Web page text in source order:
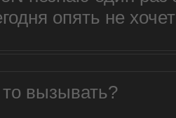
опять не
то вызывать?